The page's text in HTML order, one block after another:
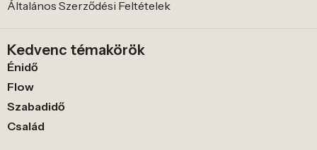
Általános Szerződési Feltételek
Kedvenc témakörök
Énidő
Flow
Szabadidő
Család